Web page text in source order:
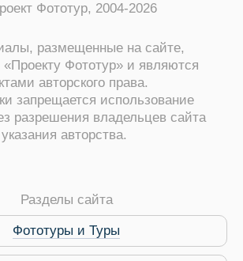
Фототур, 2004-2026
размещенные на сайте,
Фототур» и являются
авторского права.
запрещается использование
разрешения владельцев сайта
авторства.
Разделы сайта
Фототуры и Туры